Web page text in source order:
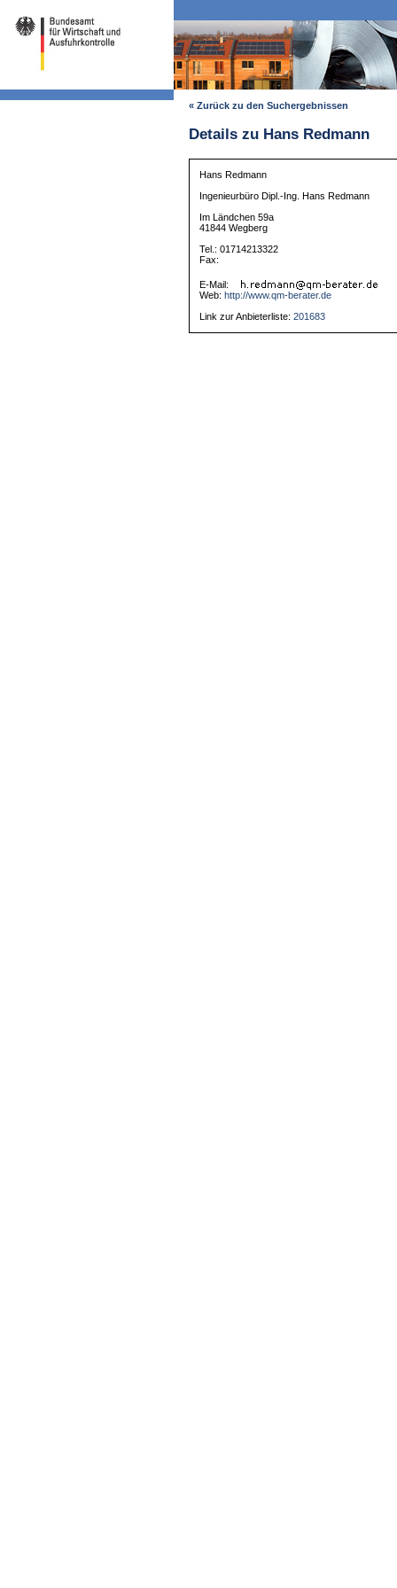
« Zurück zu den Suchergebnissen
Details zu Hans Redmann
Hans Redmann
Ingenieurbüro Dipl.-Ing. Hans Redmann
Im Ländchen 59a
41844 Wegberg
Tel.: 01714213322
Fax:
E-Mail:
Web: http://www.qm-berater.de
Link zur Anbieterliste:201683